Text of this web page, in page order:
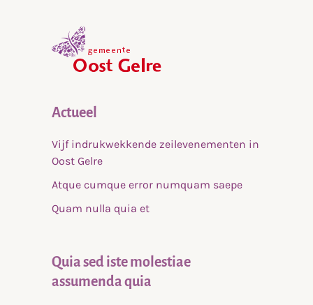
Actueel
Vijf indrukwekkende zeilevenementen in
Oost Gelre
Atque cumque error numquam saepe
Quam nulla quia et
Quia sed iste molestiae
assumenda quia